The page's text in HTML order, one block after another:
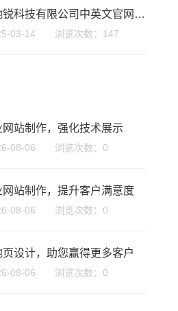
签约：深圳驰锐科技有限公司中英文官网建设
03-14 浏览次数：147
站制作，强化技术展示
08-06 浏览次数：0
站制作，提升客户满意度
08-06 浏览次数：0
设计，助您赢得更多客户
08-06 浏览次数：0